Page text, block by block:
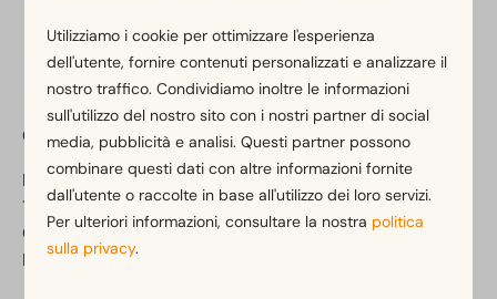
Campeggio Het Amsterdamse Bos
Kleine Noorddijk 1
1187 NZ Amstelveen
Olanda Settentrionale
Paesi Bassi
Utilizziamo i cookie per ottimizzare l'esperienza
dell'utente, fornire contenuti personalizzati e analizzare il
nostro traffico. Condividiamo inoltre le informazioni
sull'utilizzo del nostro sito con i nostri partner di social
media, pubblicità e analisi. Questi partner possono
combinare questi dati con altre informazioni fornite
dall'utente o raccolte in base all'utilizzo dei loro servizi.
Per ulteriori informazioni, consultare la nostra politica
sulla privacy.